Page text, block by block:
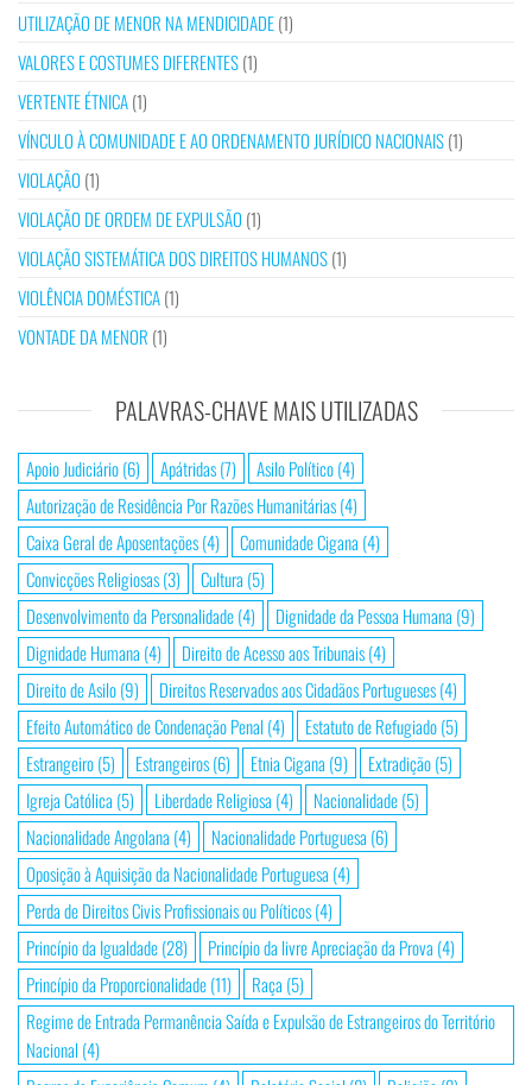
UTILIZAÇÃO DE MENOR NA MENDICIDADE(1)
VALORES E COSTUMES DIFERENTES(1)
VERTENTE ÉTNICA(1)
VÍNCULO À COMUNIDADE E AO ORDENAMENTO JURÍDICO NACIONAIS(1)
VIOLAÇÃO (1)
VIOLAÇÃO DE ORDEM DE EXPULSÃO (1)
VIOLAÇÃO SISTEMÁTICA DOS DIREITOS HUMANOS(1)
VIOLÊNCIA DOMÉSTICA(1)
VONTADE DA MENOR (1)
PALAVRAS-CHAVE MAIS UTILIZADAS
Apoio Judiciário(6) Apátridas(7) Asilo Político(4)
Autorização de Residência Por Razões Humanitárias(4)
Caixa Geral de Aposentações(4) Comunidade Cigana (4)
Convicções Religiosas(3) Cultura (5)
Desenvolvimento da Personalidade(4) Dignidade da Pessoa Humana (9)
Dignidade Humana (4) Direito de Acesso aos Tribunais(4)
Direito de Asilo(9) Direitos Reservados aos Cidadãos Portugueses(4)
Efeito Automático de Condenação Penal (4) Estatuto de Refugiado(5)
Estrangeiro(5) Estrangeiros(6) Etnia Cigana (9) Extradição(5)
Igreja Católica (5) Liberdade Religiosa (4) Nacionalidade(5)
Nacionalidade Angolana (4) Nacionalidade Portuguesa (6)
Oposição à Aquisição da Nacionalidade Portuguesa (4)
Perda de Direitos Civis Profissionais ou Políticos(4)
Princípio da Igualdade(28) Princípio da livre Apreciação da Prova (4)
Princípio da Proporcionalidade(11) Raça (5)
Regime de Entrada Permanência Saída e Expulsão de Estrangeiros do Território
Nacional (4)